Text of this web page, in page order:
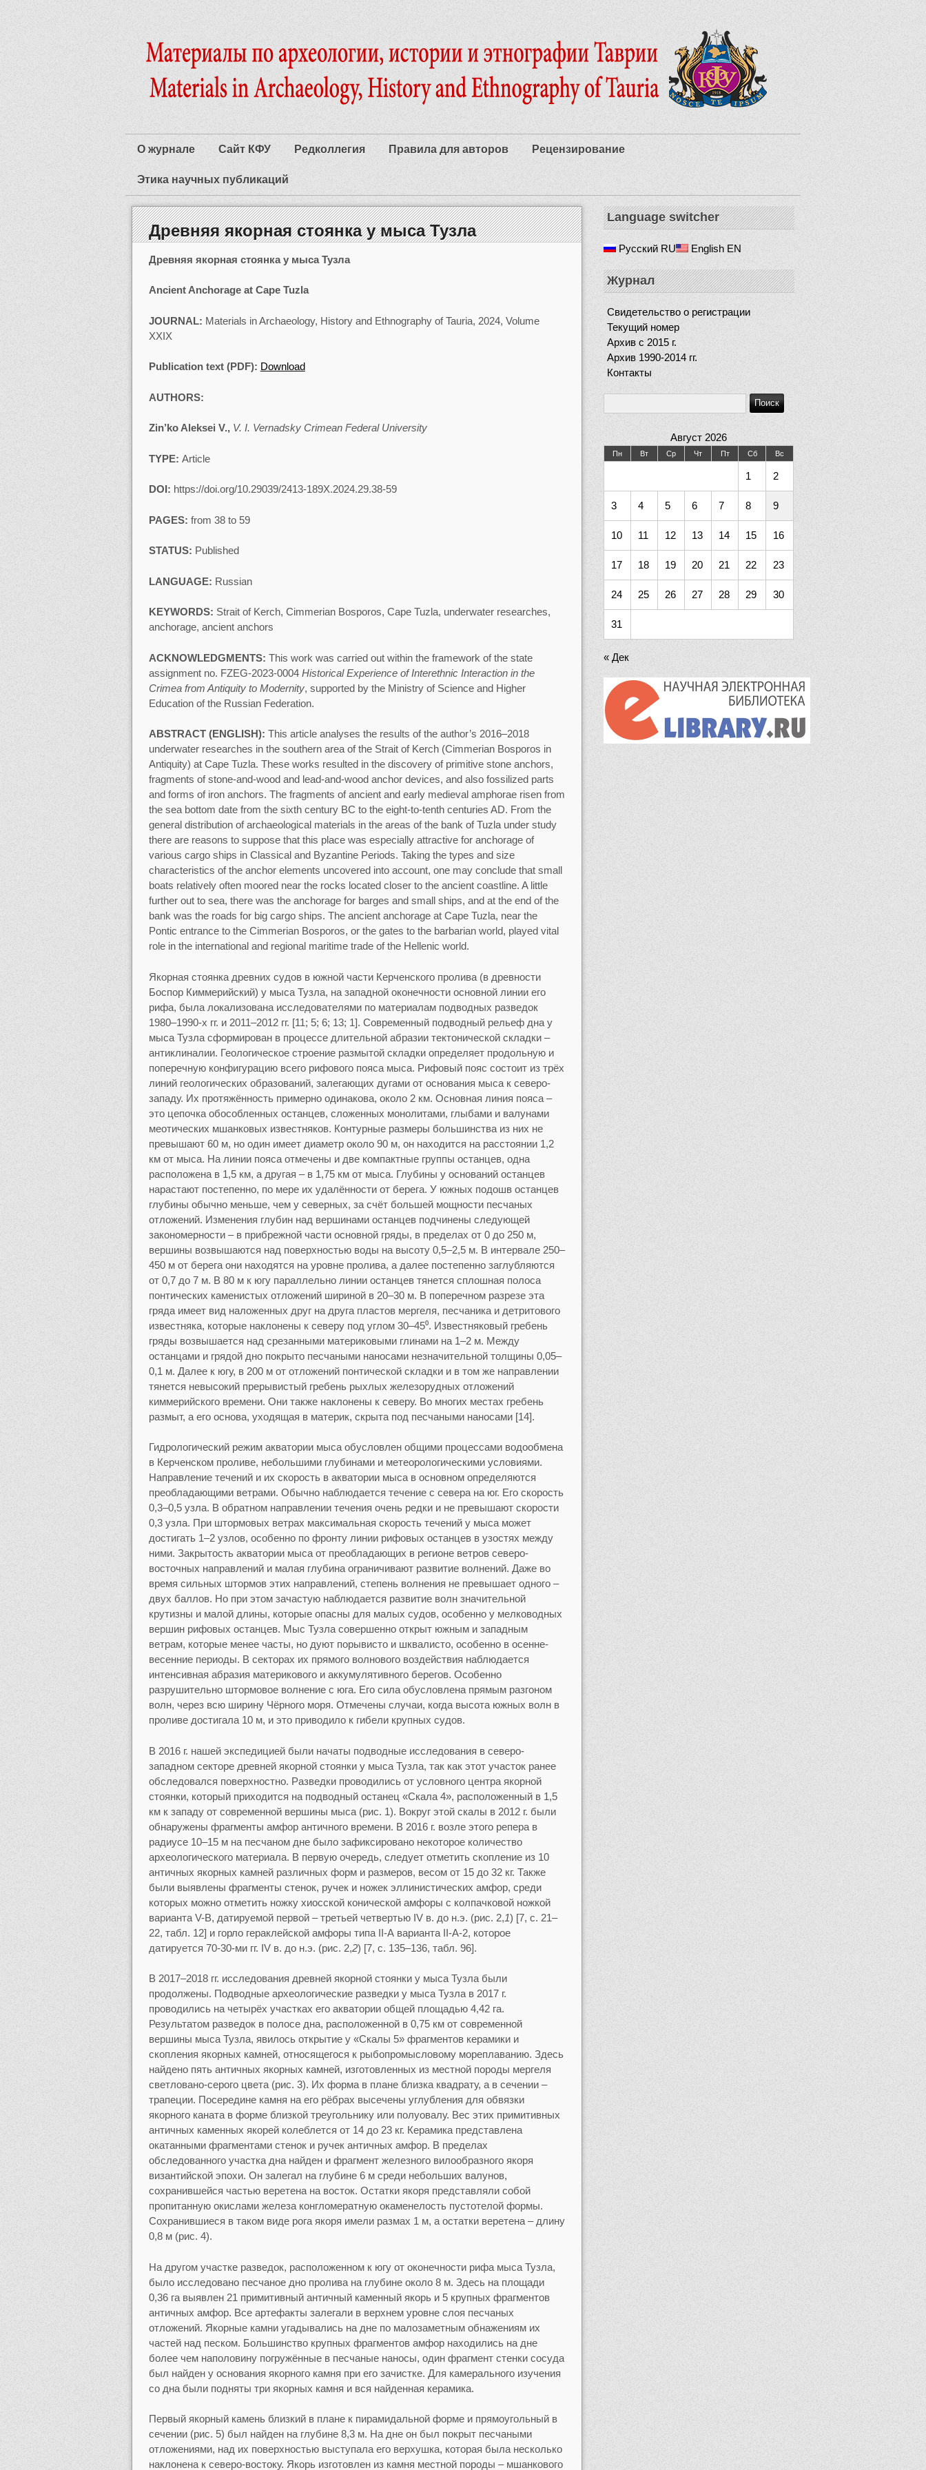
О журнале Сайт КФУ Редколлегия Правила для авторов Рецензирование
Этика научных публикаций
Древняя якорная стоянка у мыса Тузла
Древняя якорная стоянка у мыса Тузла
Ancient Anchorage at Cape Tuzla
JOURNAL: Materials in Archaeology, History and Ethnography of Tauria, 2024, Volume
XXIХ
Publication text (PDF): Download
AUTHORS:
Zin’ko Aleksei V., V. I. Vernadsky Crimean Federal University
TYPE: Article
DOI: https://doi.org/10.29039/2413-189X.2024.29.38-59
PAGES: from 38 to 59
STATUS: Published
LANGUAGE: Russian
KEYWORDS: Strait of Kerch, Cimmerian Bosporos, Cape Tuzla, underwater researches,
anchorage, ancient anchors
ACKNOWLEDGMENTS: This work was carried out within the framework of the state
assignment no. FZEG-2023-0004 Historical Experience of Interethnic Interaction in the
Crimea from Antiquity to Modernity, supported by the Ministry of Science and Higher
Education of the Russian Federation.
ABSTRACT (ENGLISH): This article analyses the results of the author’s 2016–2018
underwater researches in the southern area of the Strait of Kerch (Cimmerian Bosporos in
Antiquity) at Cape Tuzla. These works resulted in the discovery of primitive stone anchors,
fragments of stone-and-wood and lead-and-wood anchor devices, and also fossilized parts
and forms of iron anchors. The fragments of ancient and early medieval amphorae risen from
the sea bottom date from the sixth century BC to the eight-to-tenth centuries AD. From the
general distribution of archaeological materials in the areas of the bank of Tuzla under study
there are reasons to suppose that this place was especially attractive for anchorage of
various cargo ships in Classical and Byzantine Periods. Taking the types and size
characteristics of the anchor elements uncovered into account, one may conclude that small
boats relatively often moored near the rocks located closer to the ancient coastline. A little
further out to sea, there was the anchorage for barges and small ships, and at the end of the
bank was the roads for big cargo ships. The ancient anchorage at Cape Tuzla, near the
Pontic entrance to the Cimmerian Bosporos, or the gates to the barbarian world, played vital
role in the international and regional maritime trade of the Hellenic world.
Якорная стоянка древних судов в южной части Керченского пролива (в древности
Боспор Киммерийский) у мыса Тузла, на западной оконечности основной линии его
рифа, была локализована исследователями по материалам подводных разведок
1980–1990-х гг. и 2011–2012 гг. [11; 5; 6; 13; 1]. Современный подводный рельеф дна у
мыса Тузла сформирован в процессе длительной абразии тектонической складки –
антиклиналии. Геологическое строение размытой складки определяет продольную и
поперечную конфигурацию всего рифового пояса мыса. Рифовый пояс состоит из трёх
линий геологических образований, залегающих дугами от основания мыса к северо-
западу. Их протяжённость примерно одинакова, около 2 км. Основная линия пояса –
это цепочка обособленных останцев, сложенных монолитами, глыбами и валунами
меотических мшанковых известняков. Контурные размеры большинства из них не
превышают 60 м, но один имеет диаметр около 90 м, он находится на расстоянии 1,2
км от мыса. На линии пояса отмечены и две компактные группы останцев, одна
расположена в 1,5 км, а другая – в 1,75 км от мыса. Глубины у оснований останцев
нарастают постепенно, по мере их удалённости от берега. У южных подошв останцев
глубины обычно меньше, чем у северных, за счёт большей мощности песчаных
отложений. Изменения глубин над вершинами останцев подчинены следующей
закономерности – в прибрежной части основной гряды, в пределах от 0 до 250 м,
вершины возвышаются над поверхностью воды на высоту 0,5–2,5 м. В интервале 250–
450 м от берега они находятся на уровне пролива, а далее постепенно заглубляются
от 0,7 до 7 м. В 80 м к югу параллельно линии останцев тянется сплошная полоса
понтических каменистых отложений шириной в 20–30 м. В поперечном разрезе эта
гряда имеет вид наложенных друг на друга пластов мергеля, песчаника и детритового
известняка, которые наклонены к северу под углом 30–45⁰. Известняковый гребень
гряды возвышается над срезанными материковыми глинами на 1–2 м. Между
останцами и грядой дно покрыто песчаными наносами незначительной толщины 0,05–
0,1 м. Далее к югу, в 200 м от отложений понтической складки и в том же направлении
тянется невысокий прерывистый гребень рыхлых железорудных отложений
киммерийского времени. Они также наклонены к северу. Во многих местах гребень
размыт, а его основа, уходящая в материк, скрыта под песчаными наносами [14].
Гидрологический режим акватории мыса обусловлен общими процессами водообмена
в Керченском проливе, небольшими глубинами и метеорологическими условиями.
Направление течений и их скорость в акватории мыса в основном определяются
преобладающими ветрами. Обычно наблюдается течение с севера на юг. Его скорость
0,3–0,5 узла. В обратном направлении течения очень редки и не превышают скорости
0,3 узла. При штормовых ветрах максимальная скорость течений у мыса может
достигать 1–2 узлов, особенно по фронту линии рифовых останцев в узостях между
ними. Закрытость акватории мыса от преобладающих в регионе ветров северо-
восточных направлений и малая глубина ограничивают развитие волнений. Даже во
время сильных штормов этих направлений, степень волнения не превышает одного –
двух баллов. Но при этом зачастую наблюдается развитие волн значительной
крутизны и малой длины, которые опасны для малых судов, особенно у мелководных
вершин рифовых останцев. Мыс Тузла совершенно открыт южным и западным
ветрам, которые менее часты, но дуют порывисто и шквалисто, особенно в осенне-
весенние периоды. В секторах их прямого волнового воздействия наблюдается
интенсивная абразия материкового и аккумулятивного берегов. Особенно
разрушительно штормовое волнение с юга. Его сила обусловлена прямым разгоном
волн, через всю ширину Чёрного моря. Отмечены случаи, когда высота южных волн в
проливе достигала 10 м, и это приводило к гибели крупных судов.
В 2016 г. нашей экспедицией были начаты подводные исследования в северо-
западном секторе древней якорной стоянки у мыса Тузла, так как этот участок ранее
обследовался поверхностно. Разведки проводились от условного центра якорной
стоянки, который приходится на подводный останец «Скала 4», расположенный в 1,5
км к западу от современной вершины мыса (рис. 1). Вокруг этой скалы в 2012 г. были
обнаружены фрагменты амфор античного времени. В 2016 г. возле этого репера в
радиусе 10–15 м на песчаном дне было зафиксировано некоторое количество
археологического материала. В первую очередь, следует отметить скопление из 10
античных якорных камней различных форм и размеров, весом от 15 до 32 кг. Также
были выявлены фрагменты стенок, ручек и ножек эллинистических амфор, среди
которых можно отметить ножку хиосской конической амфоры с колпачковой ножкой
варианта V-B, датируемой первой – третьей четвертью IV в. до н.э. (рис. 2,1) [7, c. 21–
22, табл. 12] и горло гераклейской амфоры типа II-А варианта II-А-2, которое
датируется 70-30-ми гг. IV в. до н.э. (рис. 2,2) [7, c. 135–136, табл. 96].
В 2017–2018 гг. исследования древней якорной стоянки у мыса Тузла были
продолжены. Подводные археологические разведки у мыса Тузла в 2017 г.
проводились на четырёх участках его акватории общей площадью 4,42 га.
Результатом разведок в полосе дна, расположенной в 0,75 км от современной
вершины мыса Тузла, явилось открытие у «Скалы 5» фрагментов керамики и
скопления якорных камней, относящегося к рыбопромысловому мореплаванию. Здесь
найдено пять античных якорных камней, изготовленных из местной породы мергеля
светловано-серого цвета (рис. 3). Их форма в плане близка квадрату, а в сечении –
трапеции. Посередине камня на его рёбрах высечены углубления для обвязки
якорного каната в форме близкой треугольнику или полуовалу. Вес этих примитивных
античных каменных якорей колеблется от 14 до 23 кг. Керамика представлена
окатанными фрагментами стенок и ручек античных амфор. В пределах
обследованного участка дна найден и фрагмент железного вилообразного якоря
византийской эпохи. Он залегал на глубине 6 м среди небольших валунов,
сохранившейся частью веретена на восток. Остатки якоря представляли собой
пропитанную окислами железа конгломератную окаменелость пустотелой формы.
Сохранившиеся в таком виде рога якоря имели размах 1 м, а остатки веретена – длину
0,8 м (рис. 4).
На другом участке разведок, расположенном к югу от оконечности рифа мыса Тузла,
было исследовано песчаное дно пролива на глубине около 8 м. Здесь на площади
0,36 га выявлен 21 примитивный античный каменный якорь и 5 крупных фрагментов
античных амфор. Все артефакты залегали в верхнем уровне слоя песчаных
отложений. Якорные камни угадывались на дне по малозаметным обнажениям их
частей над песком. Большинство крупных фрагментов амфор находились на дне
более чем наполовину погружённые в песчаные наносы, один фрагмент стенки сосуда
был найден у основания якорного камня при его зачистке. Для камерального изучения
со дна были подняты три якорных камня и вся найденная керамика.
Первый якорный камень близкий в плане к пирамидальной форме и прямоугольный в
сечении (рис. 5) был найден на глубине 8,3 м. На дне он был покрыт песчаными
отложениями, над их поверхностью выступала его верхушка, которая была несколько
наклонена к северо-востоку. Якорь изготовлен из камня местной породы – мшанкового
Language switcher
Русский RU English EN
Журнал
Свидетельство о регистрации
Текущий номер
Архив c 2015 г.
Архив 1990-2014 гг.
Контакты
Август 2026
Пн Вт Ср Чт Пт Сб Вс
1 2
3 4 5 6 7 8 9
10 11 12 13 14 15 16
17 18 19 20 21 22 23
24 25 26 27 28 29 30
31
« Дек